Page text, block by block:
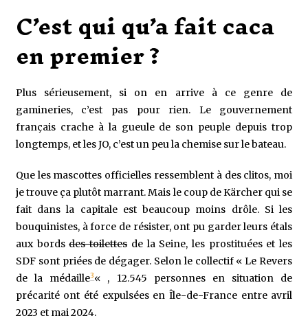
C’est qui qu’a fait caca
en premier ?
Plus sérieusement, si on en arrive à ce genre de
gamineries, c’est pas pour rien. Le gouvernement
français crache à la gueule de son peuple depuis trop
longtemps, et les JO, c’est un peu la chemise sur le bateau.
Que les mascottes officielles ressemblent à des clitos, moi
je trouve ça plutôt marrant. Mais le coup de Kärcher qui se
fait dans la capitale est beaucoup moins drôle. Si les
bouquinistes, à force de résister, ont pu garder leurs étals
aux bordsdes toilettes de la Seine, les prostituées et les
SDF sont priées de dégager. Selon le collectif « Le Revers
de la médaille3« , 12.545 personnes en situation de
précarité ont été expulsées en Île-de-France entre avril
2023 et mai 2024.